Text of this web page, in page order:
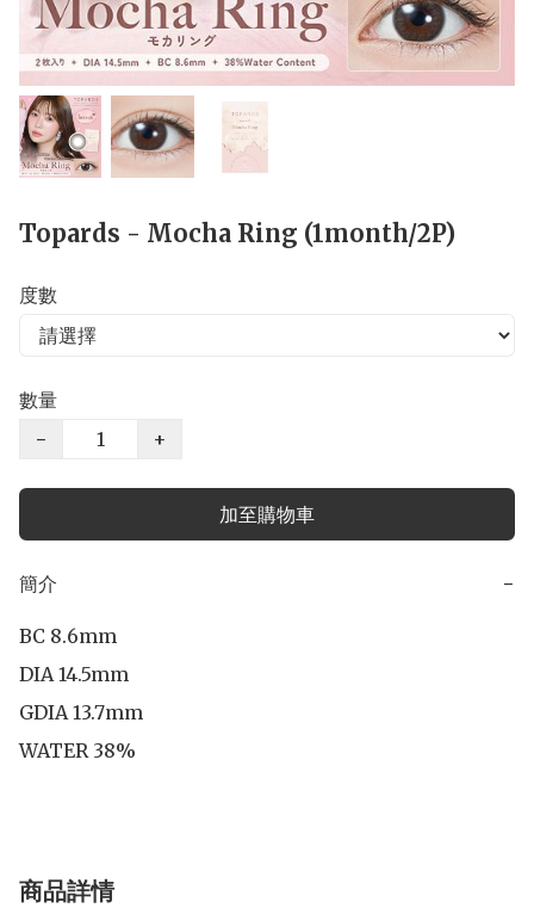
Topards - Mocha Ring (1month/2P)
度數
數量
−
+
加至購物車
簡介 −
BC 8.6mm
DIA 14.5mm
GDIA 13.7mm
WATER 38%
商品詳情